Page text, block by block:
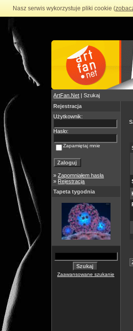
Nasz serwis wykorzystuje pliki cookie (
ArtFan.Net | Szukaj
Rejestracja
Użytkownik:
Hasło:
Zapamiętaj mnie
»Zapomniałem hasła
» Rejestracja
Tapeta tygodnia
Zaawansowane szukanie